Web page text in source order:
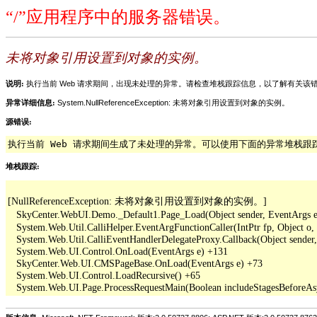
“/”应用程序中的服务器错误。
未将对象引用设置到对象的实例。
说明: 执行当前 Web 请求期间，出现未处理的异常。请检查堆栈跟踪信息，以了解有关该
异常详细信息: System.NullReferenceException: 未将对象引用设置到对象的实例。
源错误:
执行当前 Web 请求期间生成了未处理的异常。可以使用下面的异常堆栈跟
堆栈跟踪:
[NullReferenceException: 未将对象引用设置到对象的实例。]
SkyCenter.WebUI.Demo._Default1.Page_Load(Object sender, EventArgs
System.Web.Util.CalliHelper.EventArgFunctionCaller(IntPtr fp, Object
System.Web.Util.CalliEventHandlerDelegateProxy.Callback(Object
   System.Web.UI.Control.OnLoad(EventArgs e) +131
   SkyCenter.Web.UI.CMSPageBase.OnLoad(EventArgs e) +73
   System.Web.UI.Control.LoadRecursive() +65